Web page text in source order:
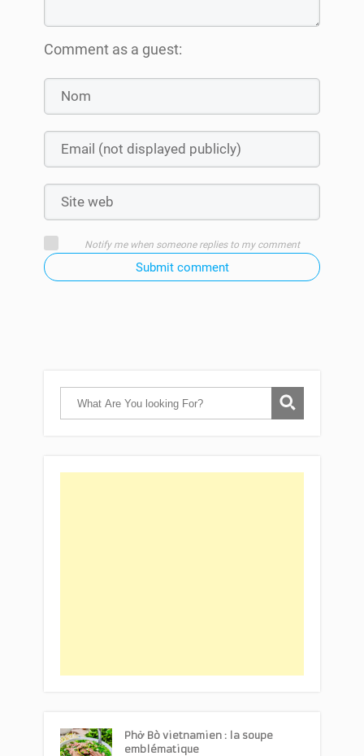
Comment as a guest:
Notify me when someone replies to my comment
Submit comment
Phở Bò vietnamien : la soupe
emblématique